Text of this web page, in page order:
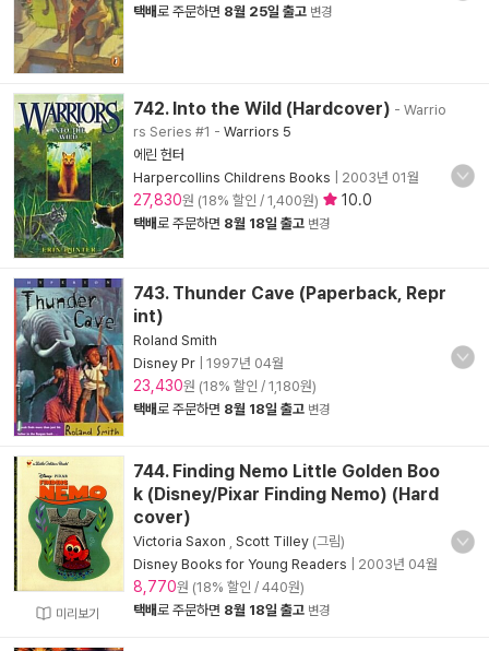
택배로 주문하면 8월 25일 출고 변경
742. Into the Wild (Hardcover) - Warrio
rs Series #1 - Warriors 5
에린 헌터
Harpercollins Childrens Books
2003년 01월
27,830원 (18% 할인 / 1,400원) 10.0
택배로 주문하면 8월 18일 출고 변경
743. Thunder Cave (Paperback, Repr
int)
Roland Smith
Disney Pr
1997년 04월
23,430원 (18% 할인 / 1,180원)
택배로 주문하면 8월 18일 출고 변경
미리보기
744. Finding Nemo Little Golden Boo
k (Disney/Pixar Finding Nemo) (Hard
cover)
Victoria Saxon Scott Tilley (그림)
Disney Books for Young Readers
2003년 04월
8,770원 (18% 할인 / 440원)
택배로 주문하면 8월 18일 출고 변경